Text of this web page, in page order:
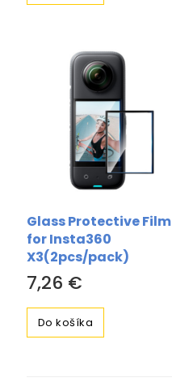
Glass Protective Film
for Insta360
X3(2pcs/pack)
7,26 €
Do košíka